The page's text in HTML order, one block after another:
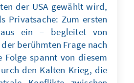
der USA gewählt wird,
Privatsache: Zum ersten
ein – begleitet von
berühmten Frage nach
spannt von diesem
den Kalten Krieg, die